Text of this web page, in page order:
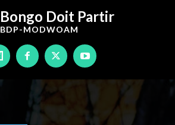
Bongo Doit Partir
BDP-MODWOAM